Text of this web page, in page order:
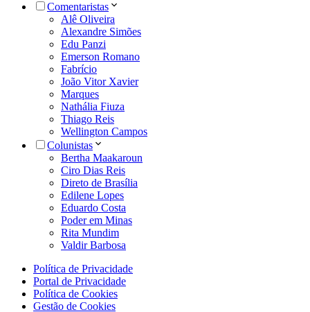
Comentaristas
Alê Oliveira
Alexandre Simões
Edu Panzi
Emerson Romano
Fabrício
João Vitor Xavier
Marques
Nathália Fiuza
Thiago Reis
Wellington Campos
Colunistas
Bertha Maakaroun
Ciro Dias Reis
Direto de Brasília
Edilene Lopes
Eduardo Costa
Poder em Minas
Rita Mundim
Valdir Barbosa
Política de Privacidade
Portal de Privacidade
Política de Cookies
Gestão de Cookies